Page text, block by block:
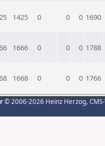
1425 0 0 0 1690
1666 0 0 0 1788
1668 0 0 0 1766
© 2006-2026 Heinz Herzog,